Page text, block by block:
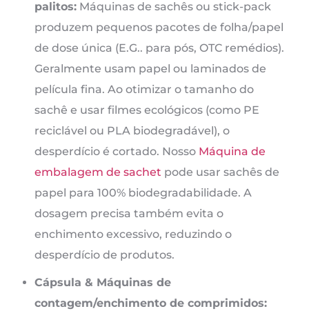
palitos: Máquinas de sachês ou stick-pack
produzem pequenos pacotes de folha/papel
de dose única (E.G.. para pós, OTC remédios).
Geralmente usam papel ou laminados de
película fina. Ao otimizar o tamanho do
sachê e usar filmes ecológicos (como PE
reciclável ou PLA biodegradável), o
desperdício é cortado. Nosso Máquina de
embalagem de sachet pode usar sachês de
papel para 100% biodegradabilidade. A
dosagem precisa também evita o
enchimento excessivo, reduzindo o
desperdício de produtos.
Cápsula & Máquinas de
contagem/enchimento de comprimidos: